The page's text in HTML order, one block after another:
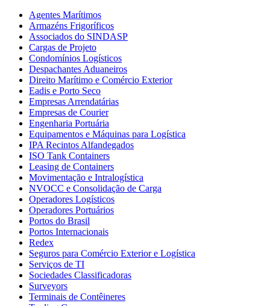
Agentes Marítimos
Armazéns Frigoríficos
Associados do SINDASP
Cargas de Projeto
Condomínios Logísticos
Despachantes Aduaneiros
Direito Marítimo e Comércio Exterior
Eadis e Porto Seco
Empresas Arrendatárias
Empresas de Courier
Engenharia Portuária
Equipamentos e Máquinas para Logística
IPA Recintos Alfandegados
ISO Tank Containers
Leasing de Containers
Movimentação e Intralogística
NVOCC e Consolidação de Carga
Operadores Logísticos
Operadores Portuários
Portos do Brasil
Portos Internacionais
Redex
Seguros para Comércio Exterior e Logística
Serviços de TI
Sociedades Classificadoras
Surveyors
Terminais de Contêineres